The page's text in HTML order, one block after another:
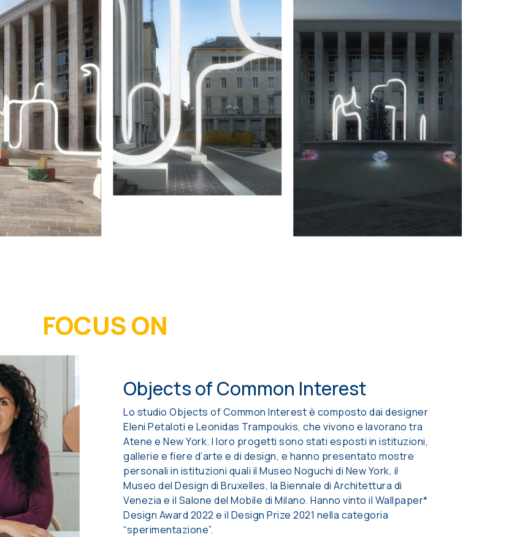
FOCUS ON
Objects of Common Interest
Lo studio Objects of Common Interest è composto dai designer
Eleni Petaloti e Leonidas Trampoukis, che vivono e lavorano tra
Atene e New York. I loro progetti sono stati esposti in istituzioni,
gallerie e fiere d’arte e di design, e hanno presentato mostre
personali in istituzioni quali il Museo Noguchi di New York, il
Museo del Design di Bruxelles, la Biennale di Architettura di
Venezia e il Salone del Mobile di Milano. Hanno vinto il Wallpaper*
Design Award 2022 e il Design Prize 2021 nella categoria
“sperimentazione”.